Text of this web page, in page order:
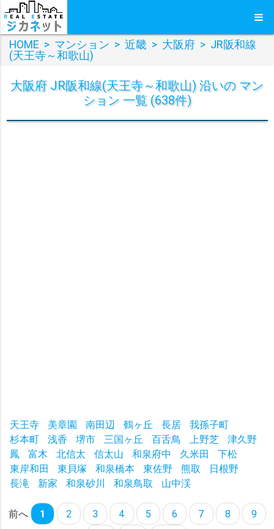
HOME > マンション > 近畿 > 大阪府 > JR阪和線
(天王寺～和歌山)
大阪府 JR阪和線(天王寺～和歌山) 沿いの マン
ション 一覧 (638件)
天王寺 美章園 南田辺 鶴ヶ丘 長居
我孫子町
杉本町
浅香 堺市 三国ヶ丘 百舌鳥 上野芝
津久野
鳳
富木 北信太 信太山 和泉府中 久米田
下松
東岸和田
東貝塚 和泉橋本 東佐野 熊取
日根野
長滝
新家 和泉砂川 和泉鳥取 山中渓
前へ 1 2 3 4 5 6 7 8
9